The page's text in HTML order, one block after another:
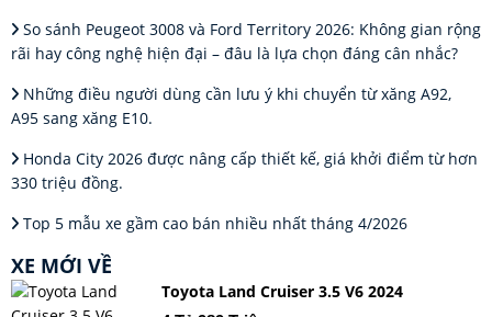
So sánh Peugeot 3008 và Ford Territory 2026: Không gian rộng
rãi hay công nghệ hiện đại – đâu là lựa chọn đáng cân nhắc?
Những điều người dùng cần lưu ý khi chuyển từ xăng A92,
A95 sang xăng E10.
Honda City 2026 được nâng cấp thiết kế, giá khởi điểm từ hơn
330 triệu đồng.
Top 5 mẫu xe gầm cao bán nhiều nhất tháng 4/2026
XE MỚI VỀ
Toyota Land Cruiser 3.5 V6 2024